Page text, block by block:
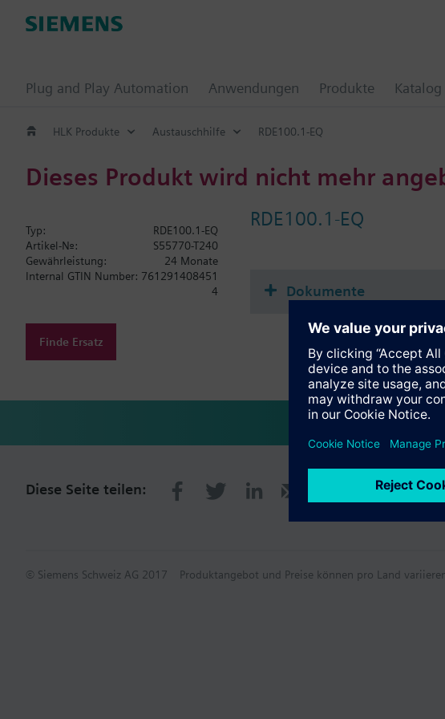
Plug and Play Automation Anwendungen Produkte Katalog
HLK Produkte Austauschhilfe RDE100.1-EQ
Dieses Produkt wird nicht mehr
RDE100.1-EQ
Typ:
RDE100.1-EQ
Artikel-Nr.:
S55770-T240
Gewährleistung:
24 Monate
Internal GTIN Number: 761291408451
4
Finde Ersatz
Dokumente
Diese Seite teilen:
© Siemens Schweiz AG 2017 Produktangebot und Preise können pro Land